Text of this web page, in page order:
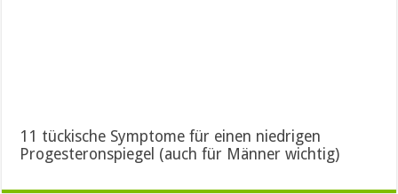
11 tückische Symptome für einen niedrigen
Progesteronspiegel (auch für Männer wichtig)